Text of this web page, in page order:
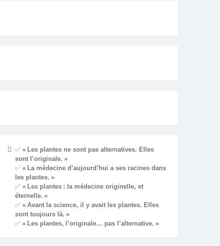
✅ « Les plantes ne sont pas alternatives. Elles
sont l’originale. »
✅ « La médecine d’aujourd’hui a ses racines dans
les plantes. »
✅ « Les plantes : la médecine originelle, et
éternelle. »
✅ « Avant la science, il y avait les plantes. Elles
sont toujours là. »
✅ « Les plantes, l’originale… pas l’alternative. »